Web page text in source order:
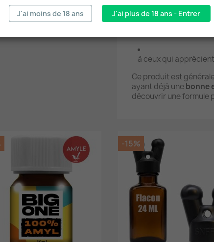
aux amateurs de
à ceux qui
Ce produit est
ayant déjà unebonne
découvrir une formule
-15%
J'ai moins de 18 ans J'ai plus de 18 ans - Entrer